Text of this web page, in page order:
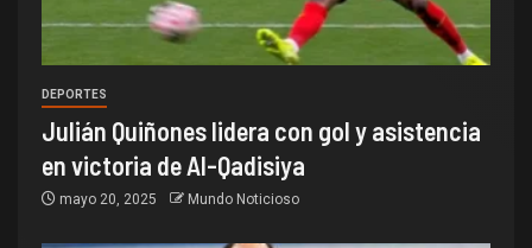
DEPORTES
Julián Quiñones lidera con gol y asistencia
en victoria de Al-Qadisiya
mayo 20, 2025 Mundo Noticioso